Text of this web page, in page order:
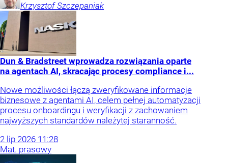
Krzysztof Szczepaniak
Dun & Bradstreet wprowadza rozwiązania oparte
na agentach AI, skracając procesy compliance i...
Nowe możliwości łączą zweryfikowane informacje
biznesowe z agentami AI, celem pełnej automatyzacji
procesu onboardingu i weryfikacji z zachowaniem
najwyższych standardów należytej staranność.
2 lip 2026 11:28
Mat. prasowy